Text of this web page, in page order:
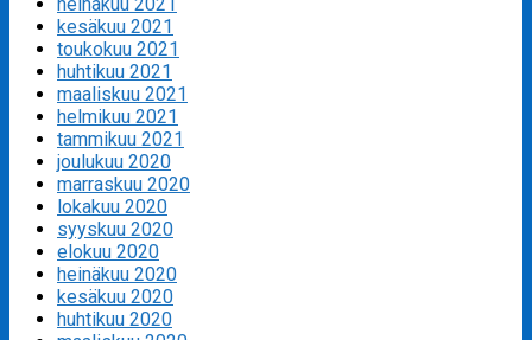
kesäkuu 2021
toukokuu 2021
huhtikuu 2021
maaliskuu 2021
helmikuu 2021
tammikuu 2021
joulukuu 2020
marraskuu 2020
lokakuu 2020
syyskuu 2020
elokuu 2020
heinäkuu 2020
kesäkuu 2020
huhtikuu 2020